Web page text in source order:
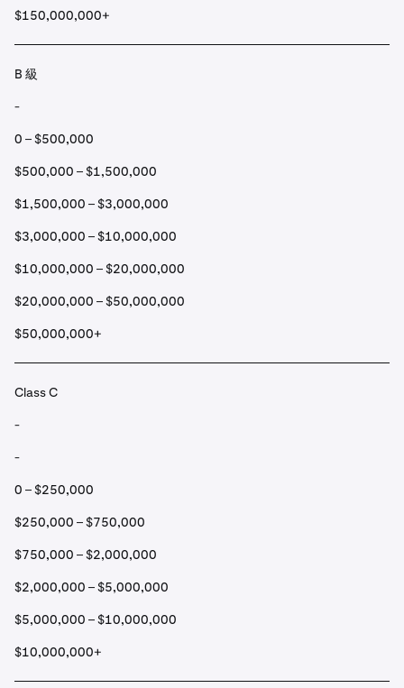
$150,000,000+
B 級
-
0 – $500,000
$500,000 – $1,500,000
$1,500,000 – $3,000,000
$3,000,000 – $10,000,000
$10,000,000 – $20,000,000
$20,000,000 – $50,000,000
$50,000,000+
Class C
-
-
0 – $250,000
$250,000 – $750,000
$750,000 – $2,000,000
$2,000,000 – $5,000,000
$5,000,000 – $10,000,000
$10,000,000+